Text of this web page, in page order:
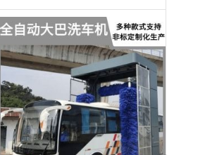
洁净方案[隆茂鑫晟]